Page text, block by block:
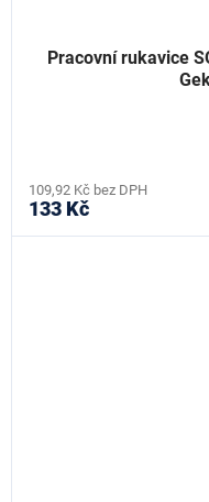
Pracovní rukavice
109,92 Kč bez DPH
133 Kč